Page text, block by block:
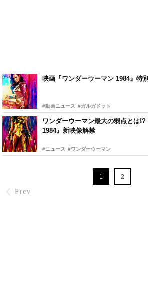
映画『ワンダーウーマン 1984』特
#動画ニュース #ガルガドット
ワンダーウーマン最大の弱点とは
1984』新映像解禁
#ニュース #ワンダーウーマン
Prev
1 2